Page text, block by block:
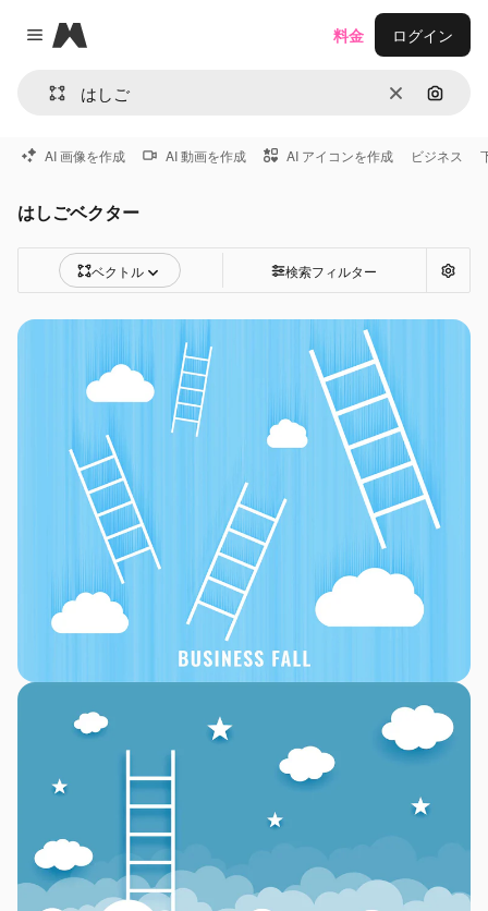
Close menu
Magnific
消去 画像で
料金 ログイン
AI 画像を作成 AI 動画を作成 AI アイコンを作成 ビジネス
はしごベクター
ベクトル 検索フィルター